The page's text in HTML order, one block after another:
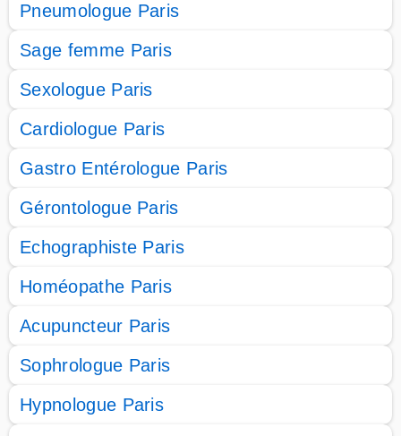
Pneumologue Paris
Sage femme Paris
Sexologue Paris
Cardiologue Paris
Gastro Entérologue Paris
Gérontologue Paris
Echographiste Paris
Homéopathe Paris
Acupuncteur Paris
Sophrologue Paris
Hypnologue Paris